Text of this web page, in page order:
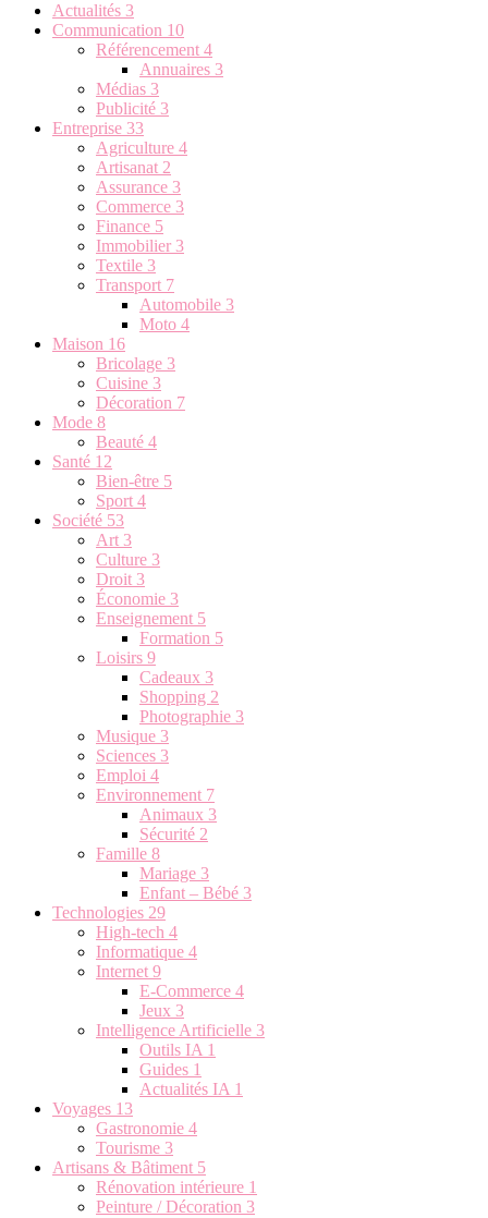
Actualités 3
Communication 10
Référencement 4
Annuaires 3
Médias 3
Publicité 3
Entreprise 33
Agriculture 4
Artisanat 2
Assurance 3
Commerce 3
Finance 5
Immobilier 3
Textile 3
Transport 7
Automobile 3
Moto 4
Maison 16
Bricolage 3
Cuisine 3
Décoration 7
Mode 8
Beauté 4
Santé 12
Bien-être 5
Sport 4
Société 53
Art 3
Culture 3
Droit 3
Économie 3
Enseignement 5
Formation 5
Loisirs 9
Cadeaux 3
Shopping 2
Photographie 3
Musique 3
Sciences 3
Emploi 4
Environnement 7
Animaux 3
Sécurité 2
Famille 8
Mariage 3
Enfant – Bébé 3
Technologies 29
High-tech 4
Informatique 4
Internet 9
E-Commerce 4
Jeux 3
Intelligence Artificielle 3
Outils IA 1
Guides 1
Actualités IA 1
Voyages 13
Gastronomie 4
Tourisme 3
Artisans & Bâtiment 5
Rénovation intérieure 1
Peinture / Décoration 3